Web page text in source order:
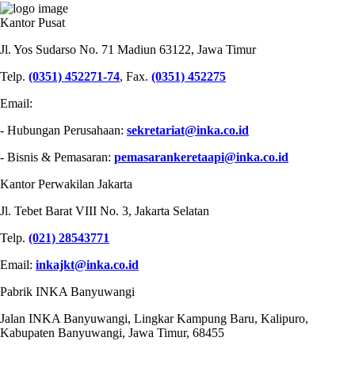
Kantor Pusat
Jl. Yos Sudarso No. 71 Madiun 63122, Jawa Timur
Telp. (0351) 452271-74, Fax. (0351) 452275
Email:
- Hubungan Perusahaan: sekretariat@inka.co.id
- Bisnis & Pemasaran: pemasarankeretaapi@inka.co.id
Kantor Perwakilan Jakarta
Jl. Tebet Barat VIII No. 3, Jakarta Selatan
Telp. (021) 28543771
Email: inkajkt@inka.co.id
Pabrik INKA Banyuwangi
Jalan INKA Banyuwangi, Lingkar Kampung Baru, Kalipuro,
Kabupaten Banyuwangi, Jawa Timur, 68455